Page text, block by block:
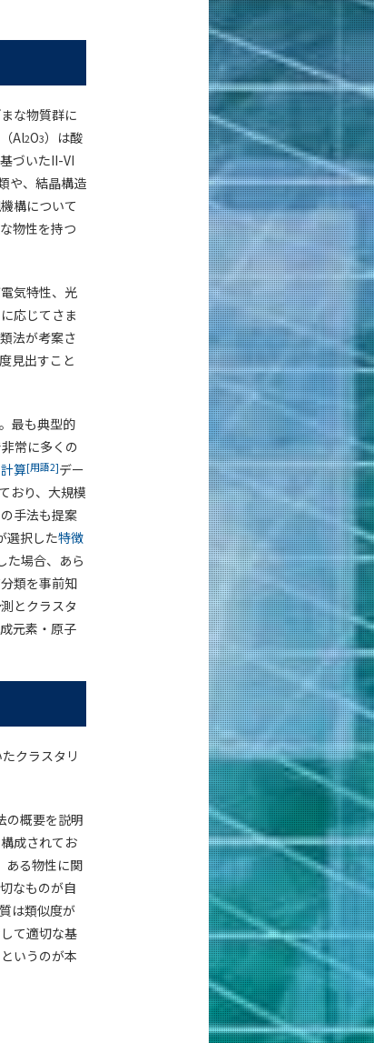
な物質群に
Al2O3）は酸
づいたII-VI
や、結晶構造
構について
物性を持つ
気特性、光
応じてさま
法が考案さ
見出すこと
最も典型的
常に多くの
算[用語2]デー
おり、大規模
手法も提案
選択した特徴
た場合、あら
類を事前知
とクラスタ
元素・原子
クラスタリ
の概要を説明
成されてお
ある物性に関
なものが自
は類似度が
て適切な基
いうのが本